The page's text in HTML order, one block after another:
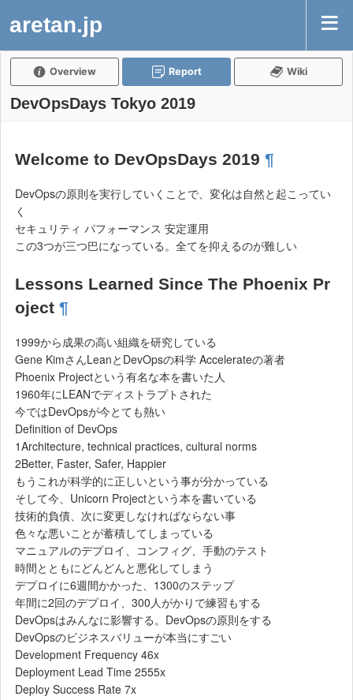
aretan.jp
Overview Report Wiki
DevOpsDays Tokyo 2019
Welcome to DevOpsDays 2019 ¶
DevOpsの原則を実行していくことで、変化は自然と起こってい
く
セキュリティ パフォーマンス 安定運用
この3つが三つ巴になっている。全てを抑えるのが難しい
Lessons Learned Since The Phoenix Pr
oject ¶
1999から成果の高い組織を研究している
Gene KimさんLeanとDevOpsの科学 Accelerateの著者
Phoenix Projectという有名な本を書いた人
1960年にLEANでディストラプトされた
今ではDevOpsが今とても熱い
Definition of DevOps
1Architecture, technical practices, cultural norms
2Better, Faster, Safer, Happier
もうこれが科学的に正しいという事が分かっている
そして今、Unicorn Projectという本を書いている
技術的負債、次に変更しなければならない事
色々な悪いことが蓄積してしまっている
マニュアルのデプロイ、コンフィグ、手動のテスト
時間とともにどんどんと悪化してしまう
デプロイに6週間かかった、1300のステップ
年間に2回のデプロイ、300人がかりで練習もする
DevOpsはみんなに影響する。DevOpsの原則をする
DevOpsのビジネスバリューが本当にすごい
Development Frequency 46x
Deployment Lead Time 2555x
Deploy Success Rate 7x